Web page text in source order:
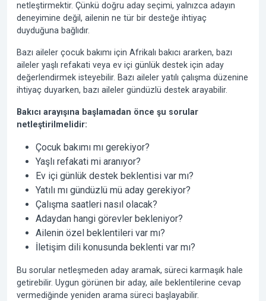
netleştirmektir. Çünkü doğru aday seçimi, yalnızca adayın
deneyimine değil, ailenin ne tür bir desteğe ihtiyaç
duyduğuna bağlıdır.
Bazı aileler çocuk bakımı için Afrikalı bakıcı ararken, bazı
aileler yaşlı refakati veya ev içi günlük destek için aday
değerlendirmek isteyebilir. Bazı aileler yatılı çalışma düzenine
ihtiyaç duyarken, bazı aileler gündüzlü destek arayabilir.
Bakıcı arayışına başlamadan önce şu sorular
netleştirilmelidir:
Çocuk bakımı mı gerekiyor?
Yaşlı refakati mi aranıyor?
Ev içi günlük destek beklentisi var mı?
Yatılı mı gündüzlü mü aday gerekiyor?
Çalışma saatleri nasıl olacak?
Adaydan hangi görevler bekleniyor?
Ailenin özel beklentileri var mı?
İletişim dili konusunda beklenti var mı?
Bu sorular netleşmeden aday aramak, süreci karmaşık hale
getirebilir. Uygun görünen bir aday, aile beklentilerine cevap
vermediğinde yeniden arama süreci başlayabilir.